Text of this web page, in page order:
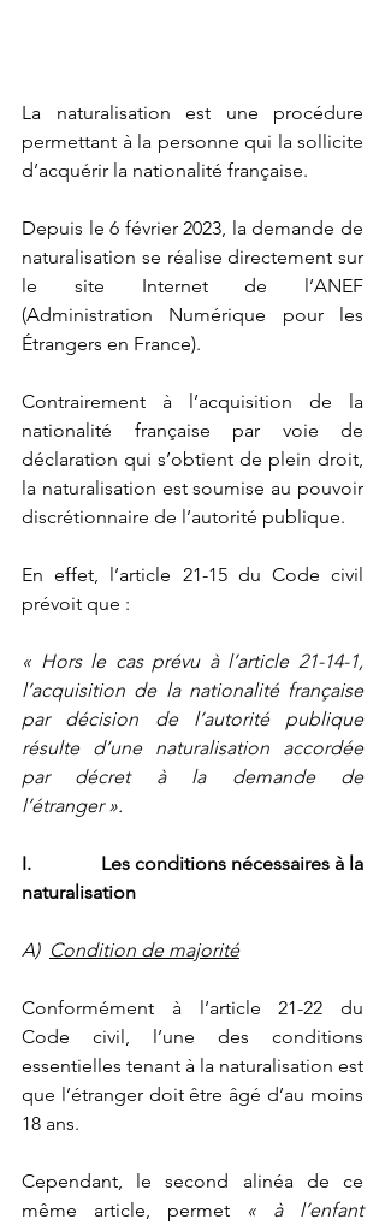
La naturalisation est une procédure
permettant à la personne qui la sollicite
d’acquérir la nationalité française.
Depuis le 6 février 2023, la demande de
naturalisation se réalise directement sur
le site Internet de l’ANEF
(Administration Numérique pour les
Étrangers en France).
Contrairement à l’acquisition de la
nationalité française par voie de
déclaration qui s’obtient de plein droit,
la naturalisation est soumise au pouvoir
discrétionnaire de l’autorité publique.
En effet, l’article 21-15 du Code civil
prévoit que :
« Hors le cas prévu à l’article 21-14-1,
l’acquisition de la nationalité française
par décision de l’autorité publique
résulte d’une naturalisation accordée
par décret à la demande de
l’étranger ».
I.              Les conditions nécessaires à la
naturalisation
A) Condition de majorité
Conformément à l’article 21-22 du
Code civil, l’une des conditions
essentielles tenant à la naturalisation est
que l’étranger doit être âgé d’au moins
18 ans.
Cependant, le second alinéa de ce
même article, permet
« à l’enfant